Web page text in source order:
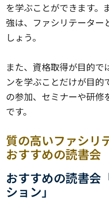
を学ぶことができます。
強は、ファシリテーター
しょう。
また、資格取得が目的で
ンを学ぶことだけが目的
の参加、セミナーや研修
です。
質の高いファシリ
おすすめの読書会
おすすめの読書会
ション」